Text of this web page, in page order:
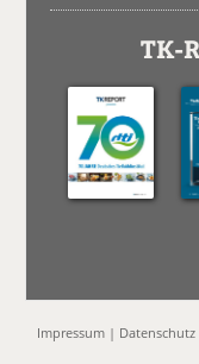
TK-
Impressum | Datenschutz